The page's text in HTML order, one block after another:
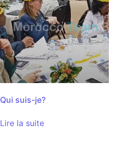
Qui suis-je?
Lire la suite